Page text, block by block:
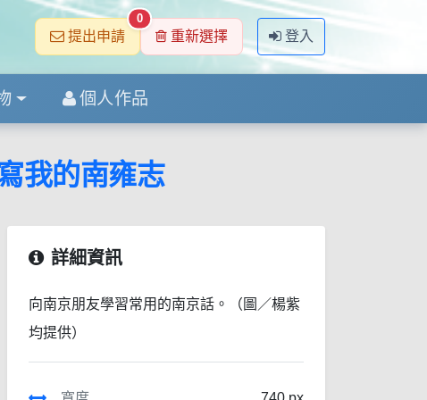
提出申請
0
重新選擇 登入
個人作品
我的南雍志
詳細資訊
向南京朋友學習常用的南京話。（圖／楊紫
均提供）